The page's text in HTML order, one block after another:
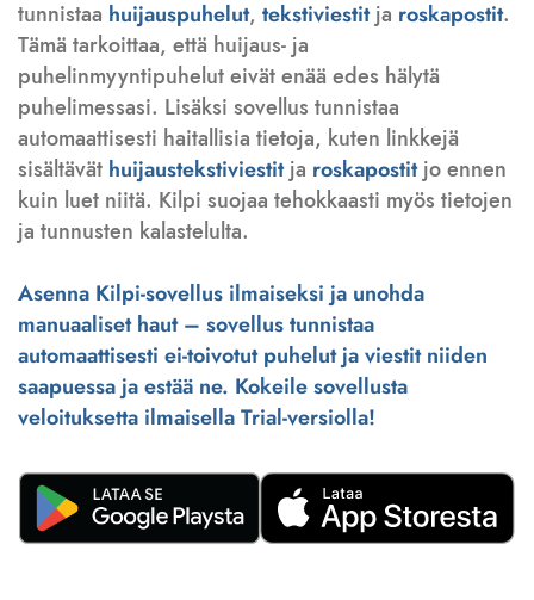
tunnistaa huijauspuhelut, tekstiviestitja roskapostit.
Tämä tarkoittaa, että huijaus- ja
puhelinmyyntipuhelut eivät enää edes hälytä
puhelimessasi. Lisäksi sovellus tunnistaa
automaattisesti haitallisia tietoja, kuten linkkejä
sisältävät huijaustekstiviestitja roskapostitjo ennen
kuin luet niitä. Kilpi suojaa tehokkaasti myös tietojen
ja tunnusten kalastelulta.
Asenna Kilpi-sovellus ilmaiseksi ja unohda
manuaaliset haut – sovellus tunnistaa
automaattisesti ei-toivotut puhelut ja viestit niiden
saapuessa ja estää ne. Kokeile sovellusta
veloituksetta ilmaisella Trial-versiolla!